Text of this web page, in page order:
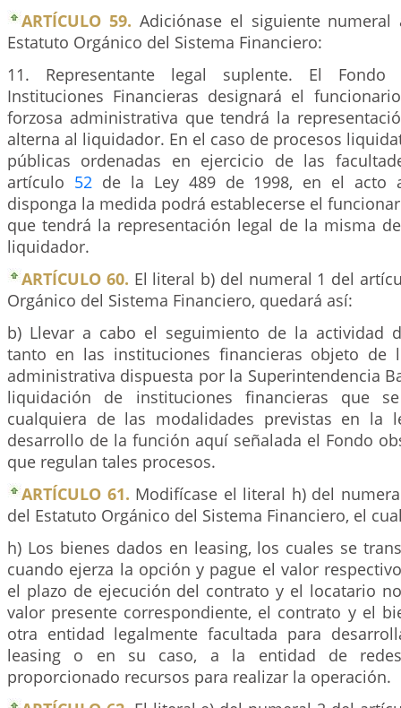
ARTÍCULO 59. Adiciónase el siguiente
Estatuto Orgánico del Sistema Financiero:
11. Representante legal suplente. El
Instituciones Financieras designará el
forzosa administrativa que tendrá la
alterna al liquidador. En el caso de procesos
públicas ordenadas en ejercicio de las
artículo 52de la Ley 489 de 1998, en el acto
disponga la medida podrá establecerse el
que tendrá la representación legal de la misma
liquidador.
ARTÍCULO 60. El literal b) del numeral 1 del
Orgánico del Sistema Financiero, quedará así:
b) Llevar a cabo el seguimiento de la actividad
tanto en las instituciones financieras objeto de
administrativa dispuesta por la Superintendencia
liquidación de instituciones financieras que
cualquiera de las modalidades previstas en la
desarrollo de la función aquí señalada el Fondo
que regulan tales procesos.
ARTÍCULO 61. Modifícase el literal h) del
del Estatuto Orgánico del Sistema Financiero, el
h) Los bienes dados en leasing, los cuales se
cuando ejerza la opción y pague el valor
el plazo de ejecución del contrato y el locatario
valor presente correspondiente, el contrato y el
otra entidad legalmente facultada para
leasing o en su caso, a la entidad de
proporcionado recursos para realizar la operación.